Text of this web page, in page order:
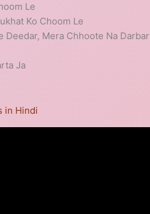
Le
Ko Choom Le
Deedar, Mera Chhoote Na Darbar
Ja
in Hindi